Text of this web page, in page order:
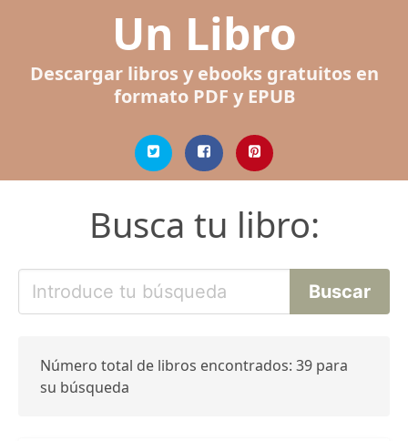
Un Libro
Descargar libros y ebooks gratuitos en
formato PDF y EPUB
Busca tu libro:
Número total de libros encontrados: 39 para
su búsqueda